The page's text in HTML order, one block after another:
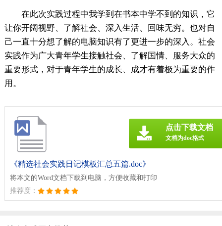
在此次实践过程中我学到在书本中学不到的知识，它
让你开阔视野、了解社会、深入生活、回味无穷。也对自
己一直十分想了解的电脑知识有了更进一步的深入。社会
实践作为广大青年学生接触社会、了解国情、服务大众的
重要形式，对于青年学生的成长、成才有着极为重要的作
用。
《精选社会实践日记模板汇总五篇.doc》
将本文的Word文档下载到电脑，方便收藏和打印
推荐度：
点击下载文档
文档为doc格式